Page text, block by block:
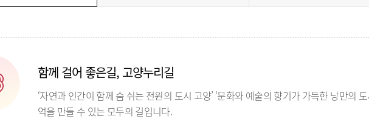
함께 걸어 좋은길, 고양누리길
‘자연과 인간이 함께 숨 쉬는 전원의 도시 고양’ ‘문화와 예술의 향기가 가득한 낭만의
억을 만들 수 있는 모두의 길입니다.